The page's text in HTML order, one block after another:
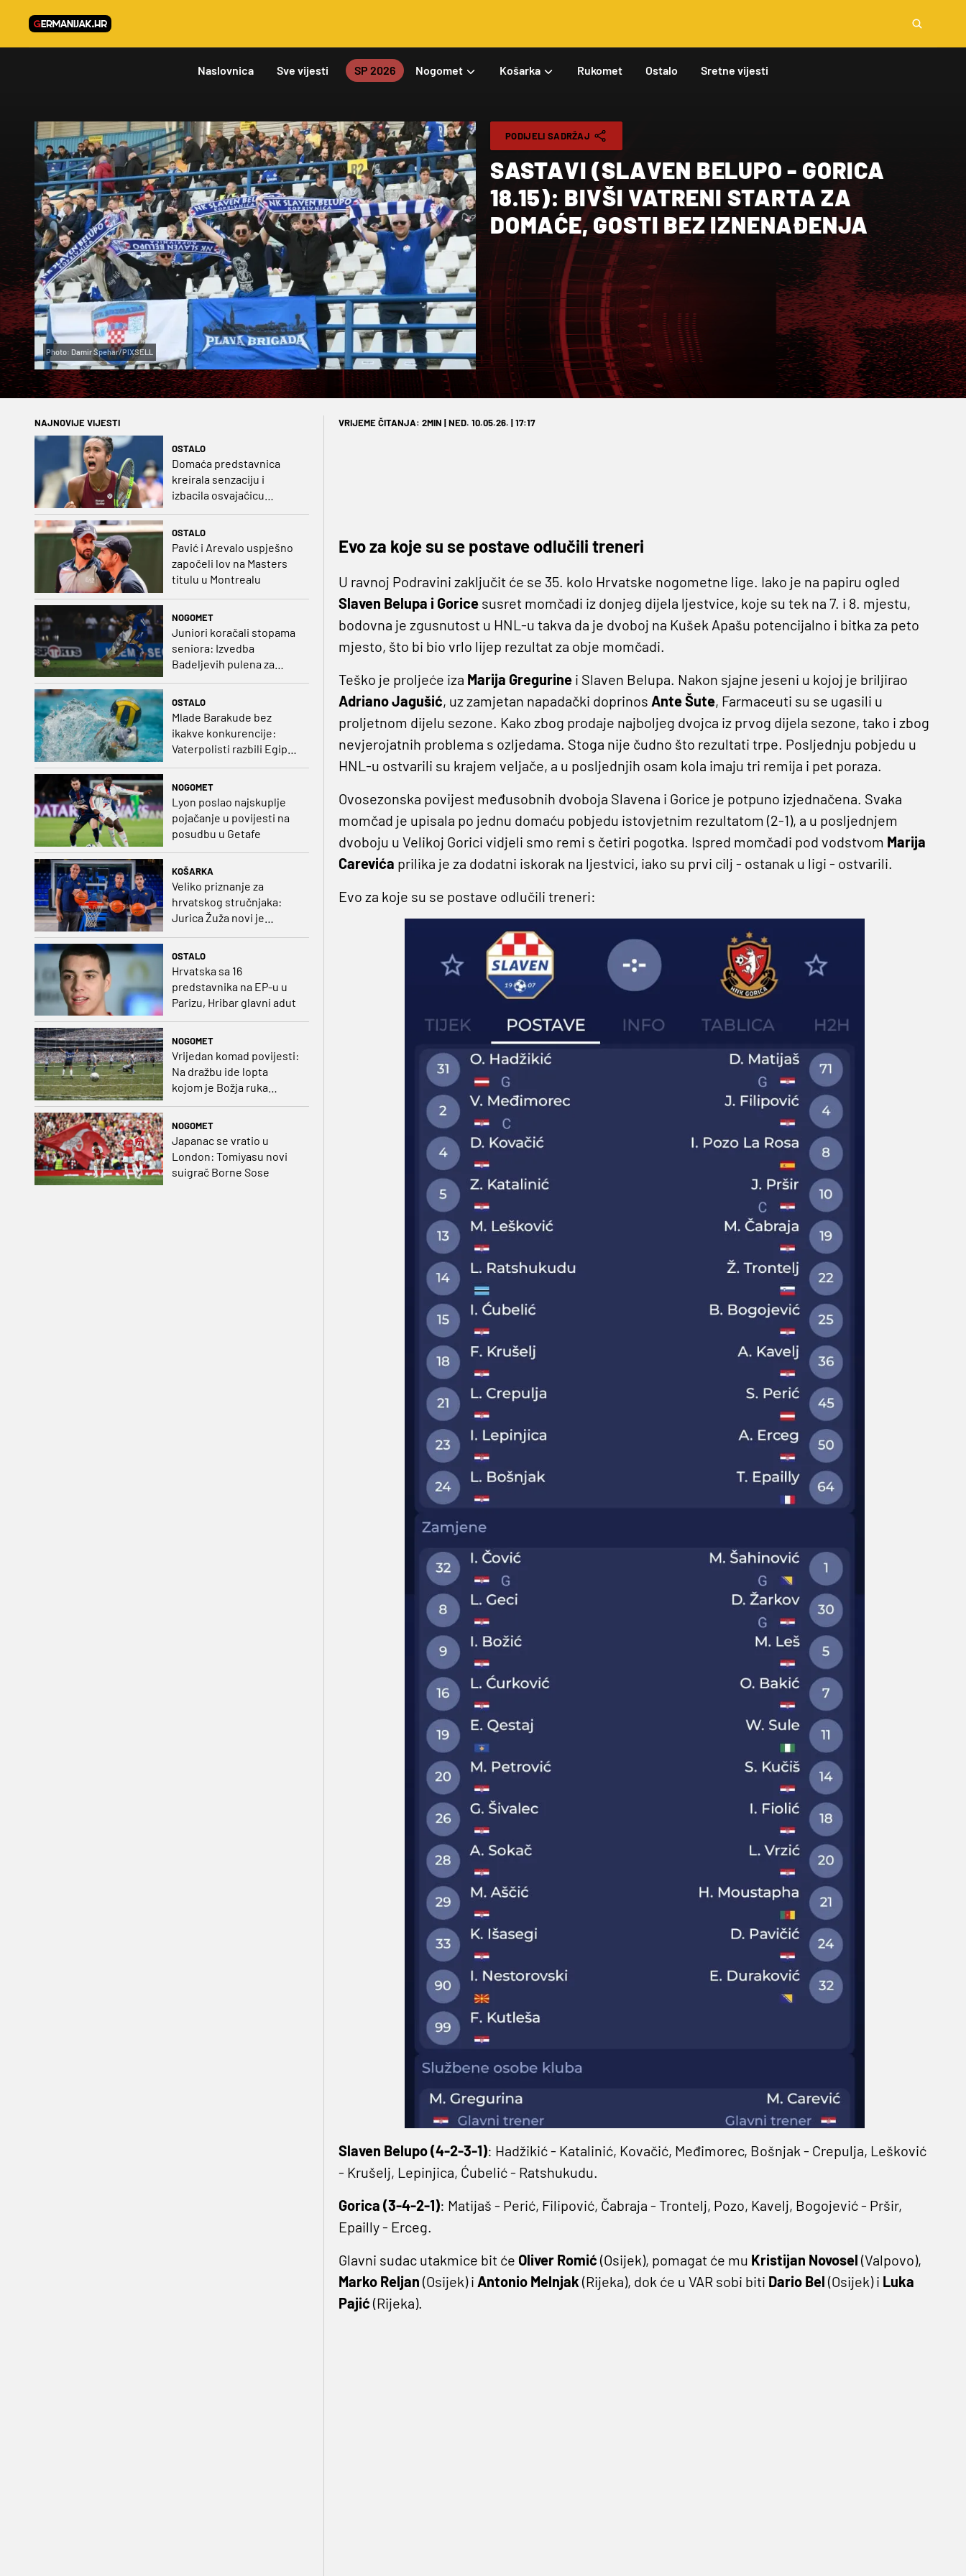
Naslovnica Sve vijesti SP 2026 Nogomet Košarka Rukomet Ostalo Sretne vijesti
Photo: Damir Špehar/PIXSELL
PODIJELI SADRŽAJ
SASTAVI (SLAVEN BELUPO - GORICA
18.15): BIVŠI VATRENI STARTA ZA
DOMAĆE, GOSTI BEZ IZNENAĐENJA
NAJNOVIJE VIJESTI
OSTALO
Domaća predstavnica
kreirala senzaciju i
izbacila osvajačicu
OSTALO
Pavić i Arevalo uspješno
započeli lov na Masters
titulu u Montrealu
NOGOMET
Juniori koračali stopama
seniora: Izvedba
Badeljevih pulena za
čistu peticu protiv
OSTALO
Mlade Barakude bez
ikakve konkurencije:
Vaterpolisti razbili Egipat
za polufinale SP-a!
NOGOMET
Lyon poslao najskuplje
pojačanje u povijesti na
posudbu u Getafe
KOŠARKA
Veliko priznanje za
hrvatskog stručnjaka:
Jurica Žuža novi je
OSTALO
Hrvatska sa 16
predstavnika na EP-u u
Parizu, Hribar glavni adut
NOGOMET
Vrijedan komad povijesti:
Na dražbu ide lopta
kojom je Božja ruka
NOGOMET
Japanac se vratio u
London: Tomiyasu novi
suigrač Borne Sose
VRIJEME ČITANJA: 2MIN | NED. 10.05.26. | 17:17
Evo za koje su se postave odlučili treneri
U ravnoj Podravini zaključit će se 35. kolo Hrvatske nogometne lige. Iako je na papiru ogled
Slaven Belupa i Goricesusret momčadi iz donjeg dijela ljestvice, koje su tek na 7. i 8. mjestu,
bodovna je zgusnutost u HNL-u takva da je dvoboj na Kušek Apašu potencijalno i bitka za peto
mjesto, što bi bio vrlo lijep rezultat za obje momčadi.
Teško je proljeće iza Marija Gregurine i Slaven Belupa. Nakon sjajne jeseni u kojoj je briljirao
Adriano Jagušić, uz zamjetan napadački doprinos Ante Šute, Farmaceuti su se ugasili u
proljetnom dijelu sezone. Kako zbog prodaje najboljeg dvojca iz prvog dijela sezone, tako i zbog
nevjerojatnih problema s ozljedama. Stoga nije čudno što rezultati trpe. Posljednju pobjedu u
HNL-u ostvarili su krajem veljače, a u posljednjih osam kola imaju tri remija i pet poraza.
Ovosezonska povijest međusobnih dvoboja Slavena i Gorice je potpuno izjednačena. Svaka
momčad je upisala po jednu domaću pobjedu istovjetnim rezultatom (2-1), a u posljednjem
dvoboju u Velikoj Gorici vidjeli smo remi s četiri pogotka. Ispred momčadi pod vodstvom Marija
Carevića prilika je za dodatni iskorak na ljestvici, iako su prvi cilj - ostanak u ligi - ostvarili.
Evo za koje su se postave odlučili treneri:
Slaven Belupo (4-2-3-1): Hadžikić - Katalinić, Kovačić, Međimorec, Bošnjak - Crepulja, Lešković
- Krušelj, Lepinjica, Ćubelić - Ratshukudu.
Gorica (3-4-2-1): Matijaš - Perić, Filipović, Čabraja - Trontelj, Pozo, Kavelj, Bogojević - Pršir,
Epailly - Erceg.
Glavni sudac utakmice bit će Oliver Romić (Osijek), pomagat će mu Kristijan Novosel (Valpovo),
Marko Reljan (Osijek) i Antonio Melnjak (Rijeka), dok će u VAR sobi biti Dario Bel (Osijek) i Luka
Pajić (Rijeka).